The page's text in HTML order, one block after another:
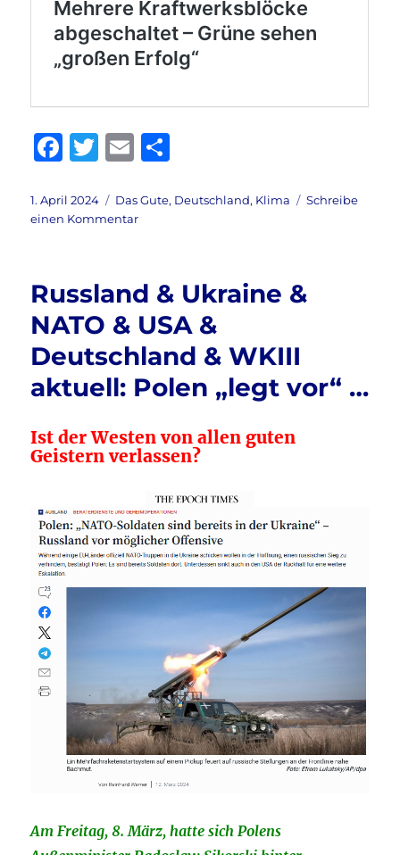
F
c
e
o
o
k
T
it
te
E
ai
l
le
Veröffentlicht
am
1. April 2024 Kategorien
Das Gute, Deutschland, Klima
Schreibe
einen Kommentarzu
aktuell:
Kohlekraftwerke
Russland & Ukraine &
NATO & USA &
Deutschland & WKIII
aktuell: Polen „legt vor“ …
Ist der Westen von allen guten
Geistern verlassen?
Am Freitag, 8. März, hatte sich Polens